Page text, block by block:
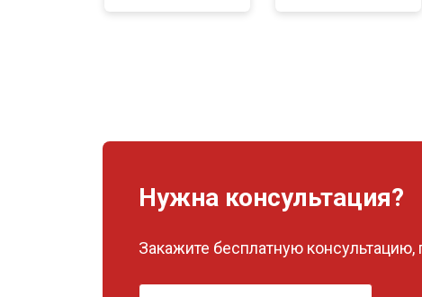
Нужна консультация?
Закажите бесплатную